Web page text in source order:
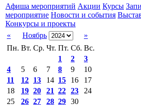
Афиша мероприятий Акции Курсы
мероприятие Новости и события
Конкурсы и проекты
«
Ноябрь
»
Пн. Вт. Ср. Чт. Пт. Сб. Вс.
1
2
3
4
5 6 7 8 9
10
11
12 13 14 15 16
17
18
19 20 21 22 23
24
25
26 27 28 29 30